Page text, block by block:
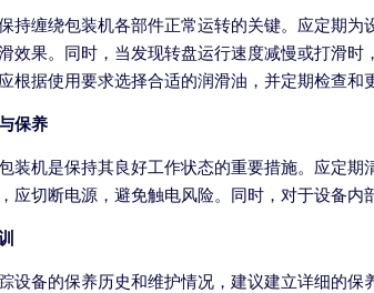
持缠绕包装机各部件正常运转的关键。应定期
效果。同时，当发现转盘运行速度减慢或打滑
根据使用要求选择合适的润滑油，并定期检查和
保养
装机是保持其良好工作状态的重要措施。应定
应切断电源，避免触电风险。同时，对于设备内
设备的保养历史和维护情况，建议建立详细的